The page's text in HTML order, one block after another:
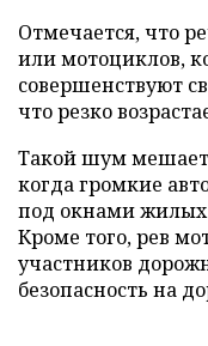
Отмечается, что
или мотоциклов,
совершенствуют
что резко
Такой шум мешает
когда громкие
под окнами
Кроме того, рев
участников
безопасность на